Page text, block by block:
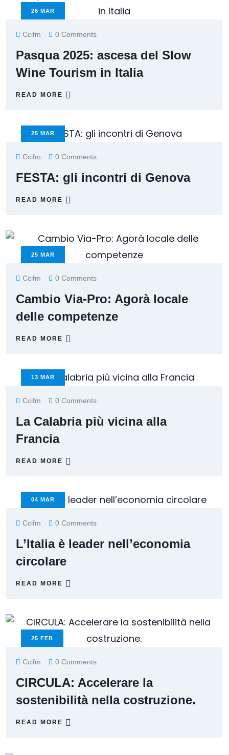
26 MAR
Ccifm 0 Comments
Pasqua 2025: ascesa del Slow
Wine Tourism in Italia
READ MORE
25 MAR
Ccifm 0 Comments
FESTA: gli incontri di Genova
READ MORE
25 MAR
Ccifm 0 Comments
Cambio Via-Pro: Agorà locale
delle competenze
READ MORE
13 MAR
Ccifm 0 Comments
La Calabria più vicina alla
Francia
READ MORE
04 MAR
Ccifm 0 Comments
L’Italia è leader nell’economia
circolare
READ MORE
25 FEB
Ccifm 0 Comments
CIRCULA: Accelerare la
sostenibilità nella costruzione.
READ MORE